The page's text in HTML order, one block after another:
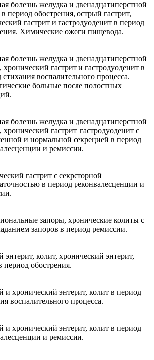
болезнь желудка и двенадцатиперстной
период обострения, острый гастрит,
гастрит и гастродуоденит в период
Химические ожоги пищевода.
болезнь желудка и двенадцатиперстной
гастрит и гастродуоденит в
стихания воспалительного процесса.
больные после полостных
болезнь желудка и двенадцатиперстной
гастрит, гастродуоденит с
и нормальной секрецией в период
и ремиссии.
гастрит с секреторной
в период реконвалесценции и
запоры, хронические колиты с
запоров в период ремиссии.
энтерит, колит, хронический энтерит,
период обострения.
и хронический энтерит, колит в период
воспалительного процесса.
и хронический энтерит, колит в период
и ремиссии.